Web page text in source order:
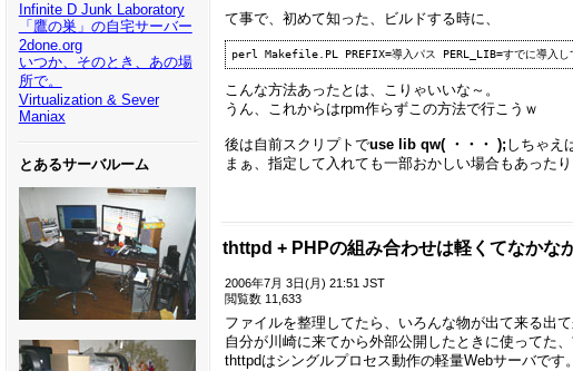
Infinite D Junk Laboratory
「鷹の巣」の自宅サーバー
2done.org
いつか、そのとき、あの場
所で。
Virtualization & Sever
Maniax
とあるサーバルーム
て事で、初めて知った、ビルドする時に、
こんな方法あったとは、こりゃいいな～。
うん、これからはrpm作らずこの方法で行こうｗ
後は自前スクリプトでuse lib qw( ・・・ );しちゃえ
まぁ、指定して入れても一部おかしい場合もあった
thttpd + PHPの組み合わせは軽くてなかな
2006年7月 3日(月) 21:51 JST
閲覧数 11,633
ファイルを整理してたら、いろんな物が出て来る出て
自分が川崎に来てから外部公開したときに使ってた
thttpdはシングルプロセス動作の軽量Webサーバです